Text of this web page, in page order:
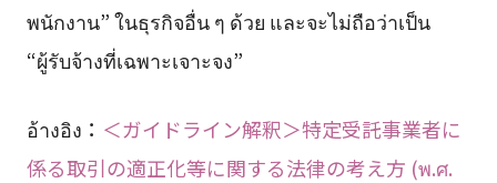
พนักงาน” ในธุรกิจอื่น ๆ ด้วย และจะไม่ถือว่าเป็น
“ผู้รับจ้างที่เฉพาะเจาะจง”
อ้างอิง： ＜ガイドライン解釈＞特定受託事業者に
係る取引の適正化等に関する法律の考え方 (พ.ศ.